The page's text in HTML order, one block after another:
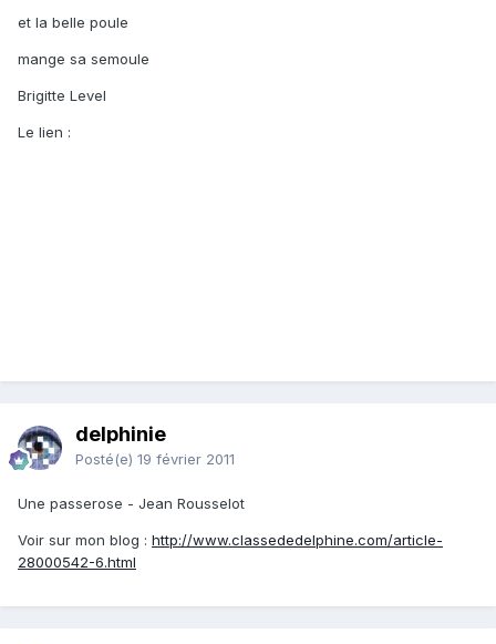
et la belle poule
mange sa semoule
Brigitte Level
Le lien :
delphinie
Posté(e) 19 février 2011
Une passerose - Jean Rousselot
Voir sur mon blog : http://www.classededelphine.com/article-
28000542-6.html